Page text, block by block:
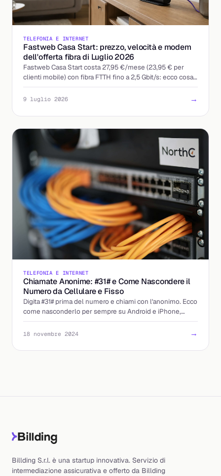
TELEFONIA E INTERNET
Fastweb Casa Start: prezzo, velocità e modem
dell'offerta fibra di Luglio 2026
Fastweb Casa Start costa 27,95 €/mese (23,95 € per
clienti mobile) con fibra FTTH fino a 2,5 Gbit/s: ecco cosa
include davvero e a chi conviene.
9 luglio 2026 →
TELEFONIA E INTERNET
Chiamate Anonime: #31# e Come Nascondere il
Numero da Cellulare e Fisso
Digita #31# prima del numero e chiami con l'anonimo. Ecco
come nasconderlo per sempre su Android e iPhone,
quando non funziona e come difenderti.
18 novembre 2024 →
Billding S.r.l. è una startup innovativa. Servizio di
intermediazione assicurativa e offerto da Billding